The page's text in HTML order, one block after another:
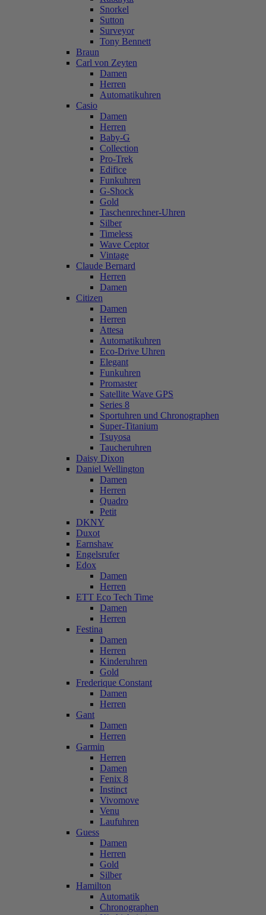
Snorkel
Sutton
Surveyor
Tony Bennett
Braun
Carl von Zeyten
Damen
Herren
Automatikuhren
Casio
Damen
Herren
Baby-G
Collection
Pro-Trek
Edifice
Funkuhren
G-Shock
Gold
Taschenrechner-Uhren
Silber
Timeless
Wave Ceptor
Vintage
Claude Bernard
Herren
Damen
Citizen
Damen
Herren
Attesa
Automatikuhren
Eco-Drive Uhren
Elegant
Funkuhren
Promaster
Satellite Wave GPS
Series 8
Sportuhren und Chronographen
Super-Titanium
Tsuyosa
Taucheruhren
Daisy Dixon
Daniel Wellington
Damen
Herren
Quadro
Petit
DKNY
Duxot
Earnshaw
Engelsrufer
Edox
Damen
Herren
ETT Eco Tech Time
Damen
Herren
Festina
Damen
Herren
Kinderuhren
Gold
Frederique Constant
Damen
Herren
Gant
Damen
Herren
Garmin
Herren
Damen
Fenix 8
Instinct
Vivomove
Venu
Laufuhren
Guess
Damen
Herren
Gold
Silber
Hamilton
Automatik
Chronographen